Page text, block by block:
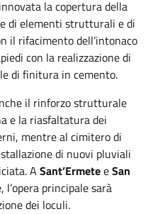
la copertura della
di elementi strutturali e di
il rifacimento dell’intonaco
con la realizzazione di
di finitura in cemento.
il rinforzo strutturale
e la riasfaltatura dei
mentre al cimitero di
di nuovi pluviali
A Sant’ErmeteeSan
l’opera principale sarà
dei loculi.